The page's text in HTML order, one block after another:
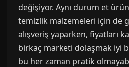
değişiyor. Aynı durum et
temizlik malzemeleri için de
alışveriş yaparken, fiyatları
birkaç marketi dolaşmak iyi
bu her zaman pratik